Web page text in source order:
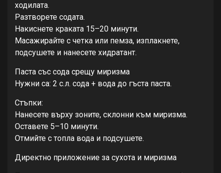
ходилата.
Разтворете содата.
Накиснете краката 15–20 минути.
Масажирайте с четка или пемза, изплакнете,
подсушете и нанесете хидратант.
Паста със сода срещу миризма
Нужни са: 2 с.л. сода + вода до гъста паста.
Стъпки:
Нанесете върху зоните, склонни към миризма.
Оставете 5–10 минути.
Отмийте с топла вода и подсушете.
Директно приложение за сухота и миризма